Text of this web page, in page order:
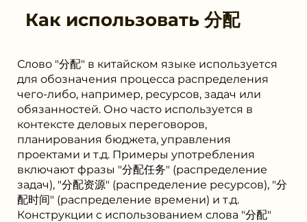
Как использовать 分配
Слово "分配" в китайском языке используется
для обозначения процесса распределения
чего-либо, например, ресурсов, задач или
обязанностей. Оно часто используется в
контексте деловых переговоров,
планирования бюджета, управления
проектами и т.д. Примеры употребления
включают фразы "分配任务" (распределение
задач), "分配资源" (распределение ресурсов), "分
配时间" (распределение времени) и т.д.
Конструкции с использованием слова "分配"